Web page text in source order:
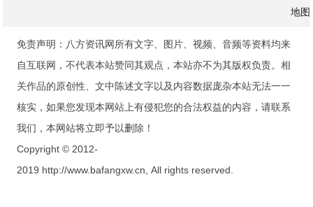
地图
免责声明：八方资讯网所有文字、图片、视频、音频等资料均来
自互联网，不代表本站赞同其观点，本站亦不为其版权负责。相
关作品的原创性、文中陈述文字以及内容数据庞杂本站无法一一
核实，如果您发现本网站上有侵犯您的合法权益的内容，请联系
我们，本网站将立即予以删除！
Copyright © 2012-
2019 http://www.bafangxw.cn, All rights reserved.